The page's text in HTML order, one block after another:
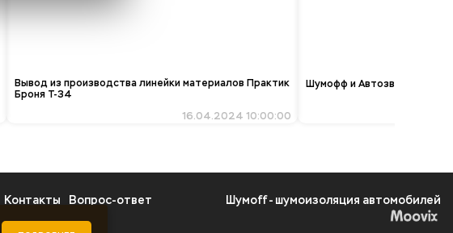
Вывод из производства линейки материалов Практик
Броня Т-34
16.04.2024 10:00:00
Шумофф и Автозвук
Контакты Вопрос-ответ Шумоff - шумоизоляция автомобилей